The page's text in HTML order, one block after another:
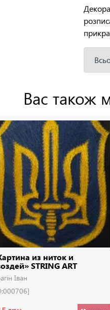
Вас також
из ниток и
STRING ART
Іван